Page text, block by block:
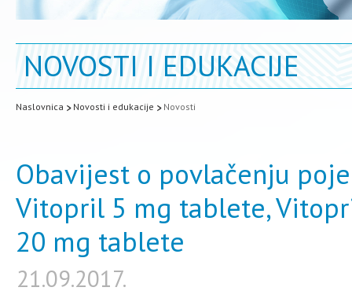
NOVOSTI I EDUKACIJE
Naslovnica Novosti i edukacije Novosti
Obavijest o povlačenju
Vitopril 5 mg tablete,
20 mg tablete
21.09.2017.